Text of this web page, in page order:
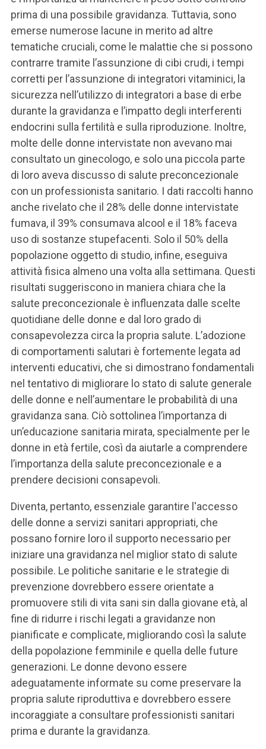
prima di una possibile gravidanza. Tuttavia, sono
emerse numerose lacune in merito ad altre
tematiche cruciali, come le malattie che si possono
contrarre tramite l’assunzione di cibi crudi, i tempi
corretti per l’assunzione di integratori vitaminici, la
sicurezza nell’utilizzo di integratori a base di erbe
durante la gravidanza e l’impatto degli interferenti
endocrini sulla fertilità e sulla riproduzione. Inoltre,
molte delle donne intervistate non avevano mai
consultato un ginecologo, e solo una piccola parte
di loro aveva discusso di salute preconcezionale
con un professionista sanitario. I dati raccolti hanno
anche rivelato che il 28% delle donne intervistate
fumava, il 39% consumava alcool e il 18% faceva
uso di sostanze stupefacenti. Solo il 50% della
popolazione oggetto di studio, infine, eseguiva
attività fisica almeno una volta alla settimana. Questi
risultati suggeriscono in maniera chiara che la
salute preconcezionale è influenzata dalle scelte
quotidiane delle donne e dal loro grado di
consapevolezza circa la propria salute. L’adozione
di comportamenti salutari è fortemente legata ad
interventi educativi, che si dimostrano fondamentali
nel tentativo di migliorare lo stato di salute generale
delle donne e nell’aumentare le probabilità di una
gravidanza sana. Ciò sottolinea l’importanza di
un’educazione sanitaria mirata, specialmente per le
donne in età fertile, così da aiutarle a comprendere
l’importanza della salute preconcezionale e a
prendere decisioni consapevoli.
Diventa, pertanto, essenziale garantire l'accesso
delle donne a servizi sanitari appropriati, che
possano fornire loro il supporto necessario per
iniziare una gravidanza nel miglior stato di salute
possibile. Le politiche sanitarie e le strategie di
prevenzione dovrebbero essere orientate a
promuovere stili di vita sani sin dalla giovane età, al
fine di ridurre i rischi legati a gravidanze non
pianificate e complicate, migliorando così la salute
della popolazione femminile e quella delle future
generazioni. Le donne devono essere
adeguatamente informate su come preservare la
propria salute riproduttiva e dovrebbero essere
incoraggiate a consultare professionisti sanitari
prima e durante la gravidanza.